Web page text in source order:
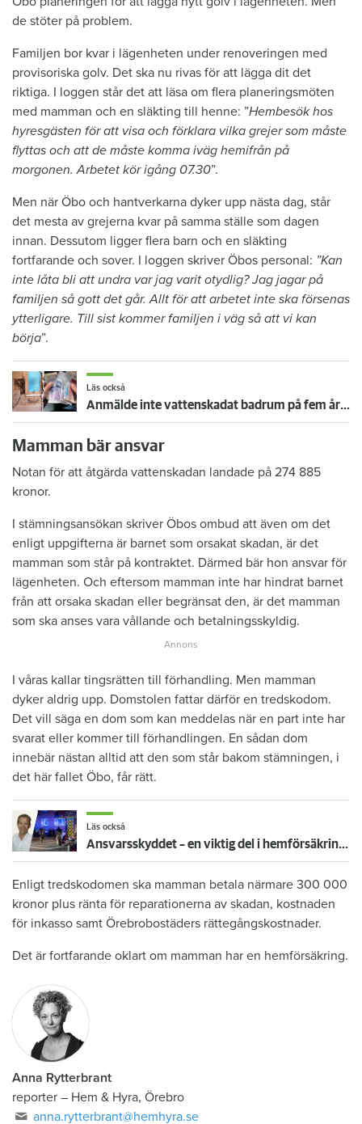
de stöter på problem.
Familjen bor kvar i lägenheten under renoveringen med
provisoriska golv. Det ska nu rivas för att lägga dit det
riktiga. I loggen står det att läsa om flera planeringsmöten
med mamman och en släkting till henne: ”Hembesök hos
hyresgästen för att visa och förklara vilka grejer som måste
flyttas och att de måste komma iväg hemifrån på
morgonen. Arbetet kör igång 07.30”.
Men när Öbo och hantverkarna dyker upp nästa dag, står
det mesta av grejerna kvar på samma ställe som dagen
innan. Dessutom ligger flera barn och en släkting
fortfarande och sover. I loggen skriver Öbos personal: ”Kan
inte låta bli att undra var jag varit otydlig? Jag jagar på
familjen så gott det går. Allt för att arbetet inte ska försenas
ytterligare. Till sist kommer familjen i väg så att vi kan
börja”.
Läs också
Anmälde inte vattenskadat badrum på fem år – krävs på 125 000 kronor
Mamman bär ansvar
Notan för att åtgärda vattenskadan landade på 274 885
kronor.
I stämningsansökan skriver Öbos ombud att även om det
enligt uppgifterna är barnet som orsakat skadan, är det
mamman som står på kontraktet. Därmed bär hon ansvar för
lägenheten. Och eftersom mamman inte har hindrat barnet
från att orsaka skadan eller begränsat den, är det mamman
som ska anses vara vållande och betalningsskyldig.
I våras kallar tingsrätten till förhandling. Men mamman
dyker aldrig upp. Domstolen fattar därför en tredskodom.
Det vill säga en dom som kan meddelas när en part inte har
svarat eller kommer till förhandlingen. En sådan dom
innebär nästan alltid att den som står bakom stämningen, i
det här fallet Öbo, får rätt.
Läs också
Ansvarsskyddet – en viktig del i hemförsäkringen
Enligt tredskodomen ska mamman betala närmare 300 000
kronor plus ränta för reparationerna av skadan, kostnaden
för inkasso samt Örebrobostäders rättegångskostnader.
Det är fortfarande oklart om mamman har en hemförsäkring.
Anna Rytterbrant
reporter – Hem & Hyra, Örebro
anna.rytterbrant@hemhyra.se